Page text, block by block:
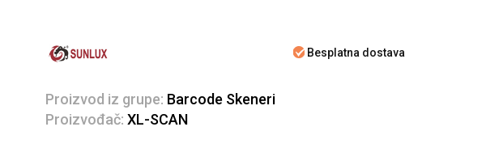
Besplatna dostava
Proizvod iz grupe: Barcode Skeneri
Proizvođač: XL-SCAN